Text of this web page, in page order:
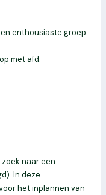
enthousiaste groep
met afd.
naar een
In deze
het inplannen van